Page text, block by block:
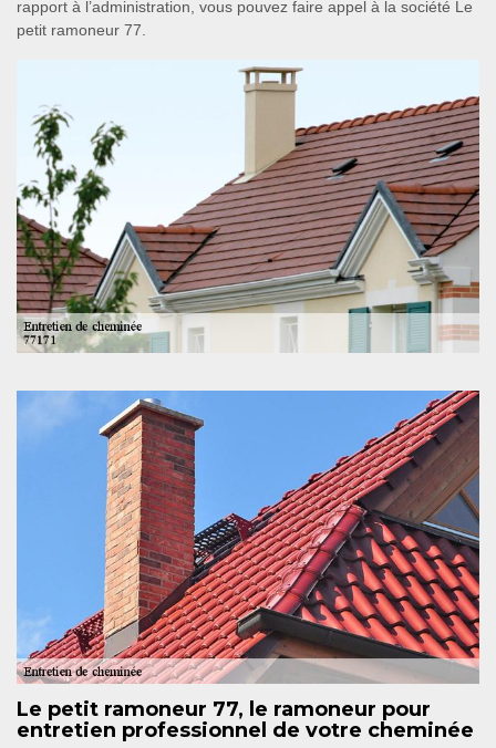
rapport à l’administration, vous pouvez faire appel à la société Le
petit ramoneur 77.
Le petit ramoneur 77, le ramoneur pour
entretien professionnel de votre cheminée